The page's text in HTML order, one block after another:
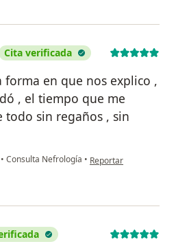
Cita verificada
forma en que nos explico ,
, el tiempo que me
todo sin regaños , sin
• Consulta Nefrología • en opinión del
Reportar